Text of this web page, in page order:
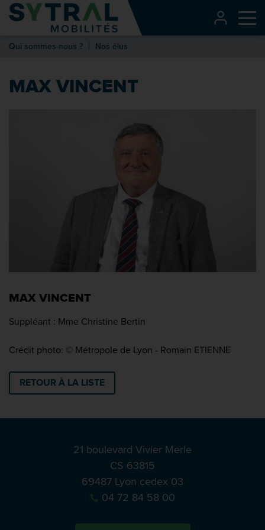
Contenu
Entête de page
Qui sommes-nous ? Nos élus
MAX VINCENT
MAX VINCENT
Suppléant : Mme Christine Bertin
Crédit photo: © Métropole de Lyon - Romain ETIENNE
RETOUR À LA LISTE
21 boulevard Vivier Merle
CS 63815
69487 Lyon cedex 03
04 72 84 58 00